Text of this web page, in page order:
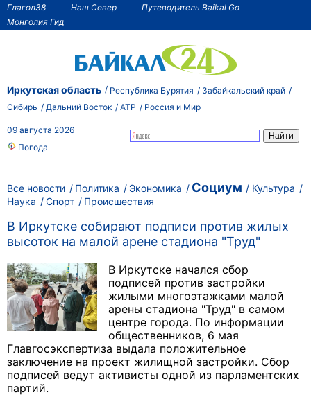
Глагол38 Наш Север
Путеводитель Baikal Go
Монголия Гид
Иркутская область Республика Бурятия
Забайкальский край
Сибирь
Дальний Восток АТР Россия и Мир
09 августа 2026
Погода
Все новости Политика Экономика Социум
Культура
Наука
Спорт Происшествия
В Иркутске собирают подписи против жилых
высоток на малой арене стадиона "Труд"
В Иркутске начался сбор
подписей против застройки
жилыми многоэтажками малой
арены стадиона "Труд" в самом
центре города. По информации
общественников, 6 мая
Главгосэкспертиза выдала положительное
заключение на проект жилищной застройки. Сбор
подписей ведут активисты одной из парламентских
партий.